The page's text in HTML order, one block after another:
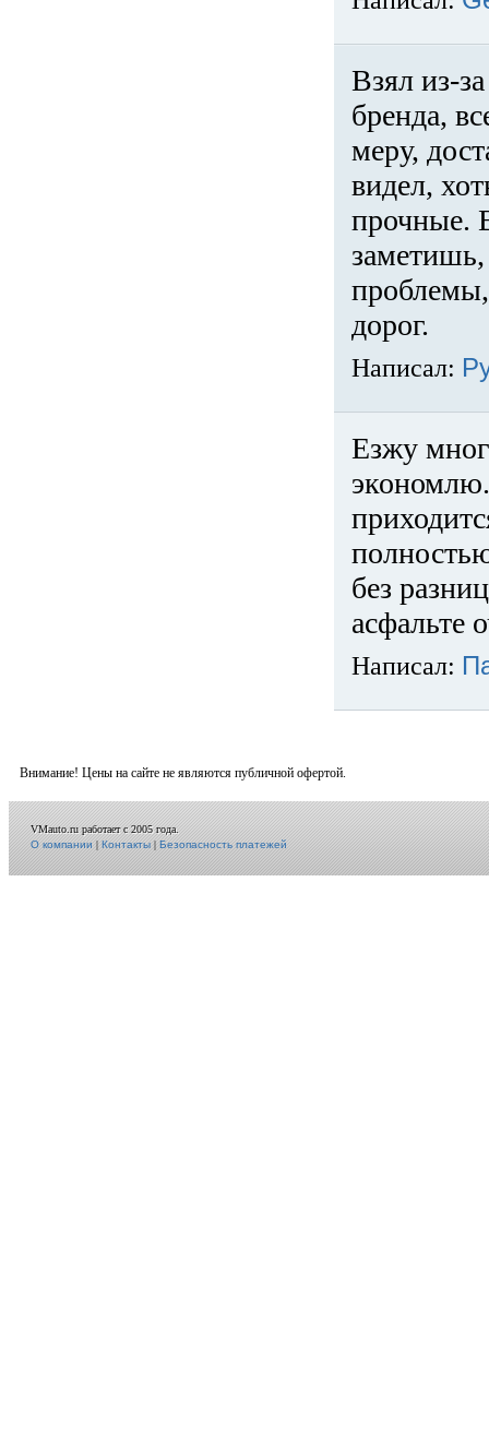
Взял из-
бренда,
меру,
видел,
прочные.
проблемы,
дорог.
Написал:
Езжу
без
асфальте
Написал:
Внимание! Цены на сайте не являются публичной офертой.
VMauto.ru работает с 2005 года.
О компании|Контакты|Безопасность платежей